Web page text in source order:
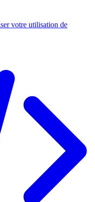
votre utilisation de